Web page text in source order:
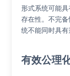
形式系统可能
存在性。不完
统不能同时具有
有效公理